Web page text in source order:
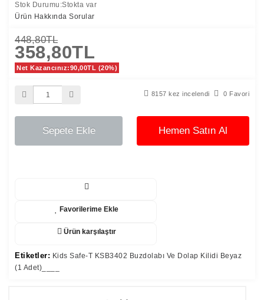
Stok Durumu:Stokta var
Ürün Hakkında Sorular
448,80TL
358,80TL
Net Kazancınız:90,00TL (20%)
8157 kez incelendi 0 Favori
Sepete Ekle Hemen Satın Al
Favorilerime Ekle
Ürün karşılaştır
Etiketler: Kids Safe-T KSB3402 Buzdolabı Ve Dolap Kilidi Beyaz
(1 Adet)____